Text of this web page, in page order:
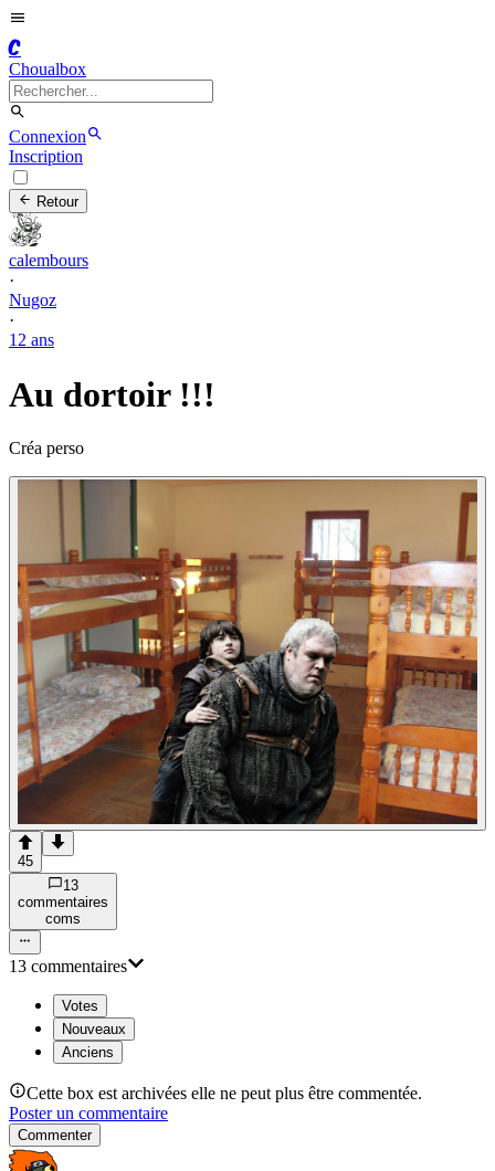
C
Choualbox
Connexion
Inscription
Retour
calembours
·
Nugoz
·
12 ans
Au dortoir !!!
Créa perso
45
13
commentaires
coms
13 commentaires
Votes
Nouveaux
Anciens
Cette box est archivées elle ne peut plus être commentée.
Poster un commentaire
Commenter